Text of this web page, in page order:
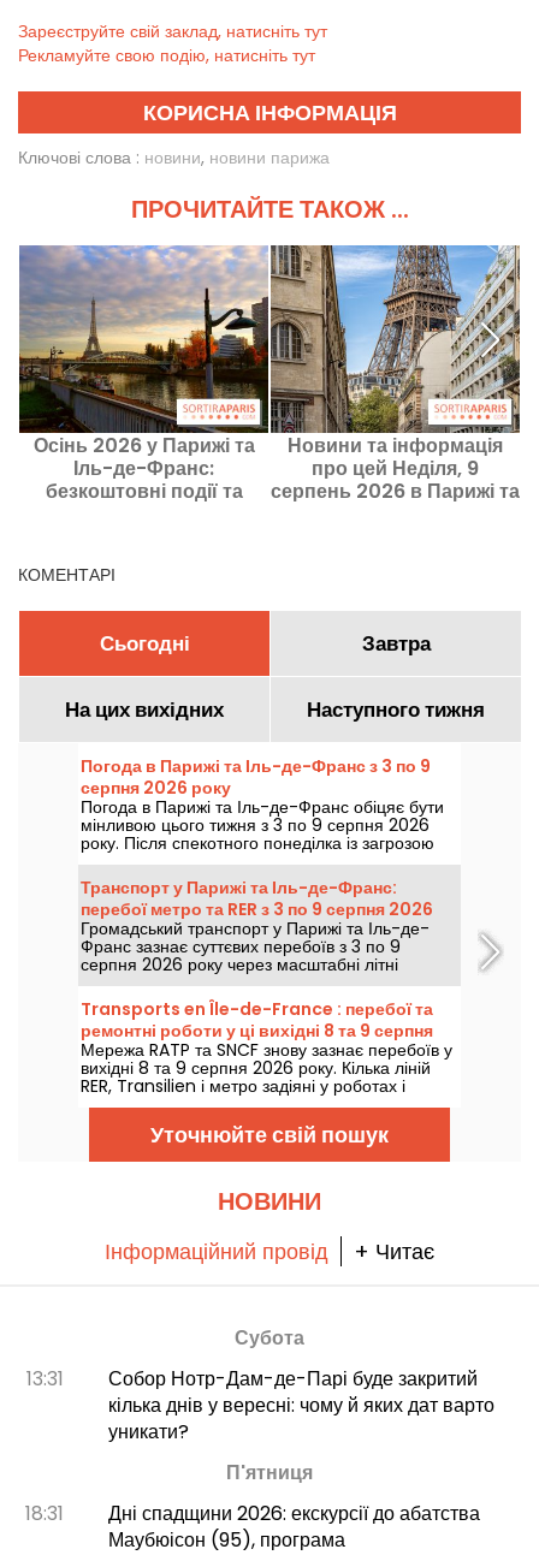
Зареєструйте свій заклад, натисніть тут
Рекламуйте свою подію, натисніть тут
КОРИСНА ІНФОРМАЦІЯ
Ключові слова : новини, новини парижа
ПРОЧИТАЙТЕ ТАКОЖ ...
Осінь 2026 у Парижі та
Іль-де-Франс:
безкоштовні події та
Новини та інформація
про цей Неділя, 9
серпень 2026 в Парижі та
КОМЕНТАРІ
Сьогодні Завтра
На цих вихідних Наступного тижня
Погода в Парижі та Іль-де-Франс з 3 по 9
серпня 2026 року
Погода в Парижі та Іль-де-Франс обіцяє бути
мінливою цього тижня з 3 по 9 серпня 2026
року. Після спекотного понеділка із загрозою
гроз температура повільно знижуватиметься,
перш ніж на вихідні повернеться тепла та
сонячна погода.
Транспорт у Парижі та Іль-де-Франс:
перебої метро та RER з 3 по 9 серпня 2026
року
Громадський транспорт у Парижі та Іль-де-
Франс зазнає суттєвих перебоїв з 3 по 9
серпня 2026 року через масштабні літні
роботи, які дуже сильно позначаться на
окремих лініях, згідно з даними RATP та SNCF.
Transports en Île-de-France : перебої та
ремонтні роботи у ці вихідні 8 та 9 серпня
2026 року
Мережа RATP та SNCF знову зазнає перебоїв у
вихідні 8 та 9 серпня 2026 року. Кілька ліній
RER, Transilien і метро задіяні у роботах і
перервах руху — розповідаємо все, щоб
допомогти спланувати ваші поїздки.
Уточнюйте свій пошук
НОВИНИ
Інформаційний провід + Читає
Субота
13:31
Собор Нотр-Дам-де-Парі буде закритий
кілька днів у вересні: чому й яких дат варто
уникати?
П'ятниця
18:31
Дні спадщини 2026: екскурсії до абатства
Маубюісон (95), програма